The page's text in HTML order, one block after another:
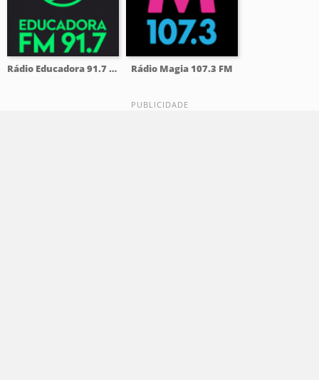
Rádio Educadora 91.7 FM Rádio Magia 107.3 FM